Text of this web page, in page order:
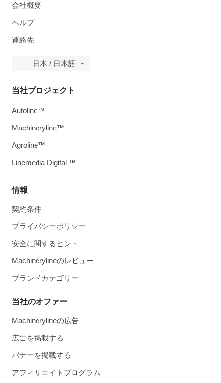
会社概要
ヘルプ
連絡先
日本 / 日本語
情報
契約条件
プライバシーポリシー
安全に関するヒント
Machinerylineのレビュー
ブランドカテゴリー
当社のオファー
Machinerylineの広告
広告を掲載する
バナーを掲載する
アフィリエイトプログラム
当社プロジェクト
Autoline™
Machineryline™
Agroline™
Linemedia Digital ™